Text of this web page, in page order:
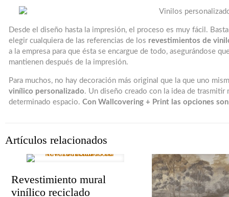
Desde el diseño hasta la impresión, el proceso es muy fácil.
elegir cualquiera de las referencias de los revestimientos de
a la empresa para que ésta se encargue de todo, asegurándose
mantienen después de la impresión.
Para muchos, no hay decoración más original que la que uno
vinílico personalizado. Un diseño creado con la idea de trasmitir
determinado espacio.Con Wallcovering + Print las opciones
Artículos relacionados
Revestimiento mural
vinílico reciclado